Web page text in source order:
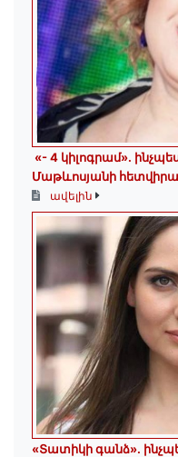
«- 4 կիլոգրամ».
Մաթևոսյանի
ավելին
«Տատիկի գանձ».